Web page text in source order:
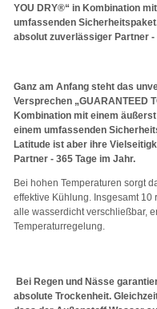
YOU DRY®“ in Kombination
umfassenden
absolut zuverlässiger Partner -
Ganz am Anfang steht das
Versprechen „GUARANTEED
Kombination mit einem
einem umfassenden
Latitude ist aber ihre
Partner - 365 Tage im Jahr.
Bei hohen Temperaturen sorgt
effektive Kühlung. Insgesamt
alle wasserdicht verschließbar,
Temperaturregelung.
Bei Regen und Nässe
absolute Trockenheit.